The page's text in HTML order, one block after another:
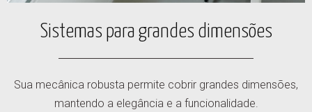
Sistemas para grandes dimensões
Sua mecânica robusta permite cobrir grandes dimensões,
mantendo a elegância e a funcionalidade.